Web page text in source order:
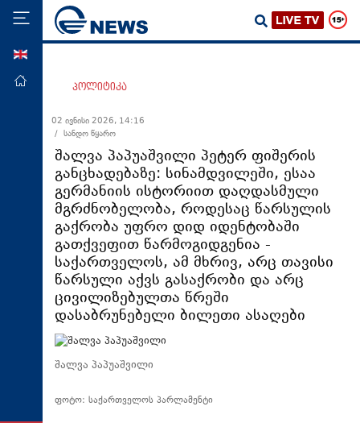
მთავარი
ეკონომიკა
მსოფლიო
ჯანდაცვა
საზოგადოება
სამართალი
თავდაცვა
რეგიონი
კულტურა
სპორტი
ტაბლოიდი
პოლიტიკა
02 ივნისი 2026, 14:16
/ სანდო წყარო
შალვა პაპუაშვილი პეტერ ფიშერის
განცხადებაზე: სინამდვილეში, ესაა
გერმანიის ისტორიით დაღდასმული
მგრძნობელობა, როდესაც წარსულის
გაქრობა უფრო დიდ იდენტობაში
გათქვეფით წარმოგიდგენია -
საქართველოს, ამ მხრივ, არც თავისი
წარსული აქვს გასაქრობი და არც
ცივილიზებულთა წრეში
დასაბრუნებელი ბილეთი ასაღები
შალვა პაპუაშვილი
ფოტო: საქართველოს პარლამენტი